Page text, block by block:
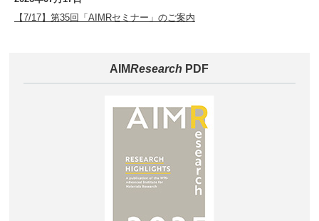
【7/17】第35回「AIMRセミナー」のご案内
AIMResearch PDF